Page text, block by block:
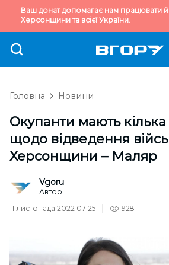
Ваш донат допомагає нам працювати
Херсонщини та всієї України.
Головна Новини
Окупанти мають кілька
щодо відведення
Херсонщини – Маляр
Vgoru
Автор
11 листопада 2022 07:25
928